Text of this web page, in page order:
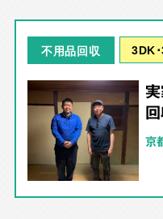
不用品回収 3DK
京